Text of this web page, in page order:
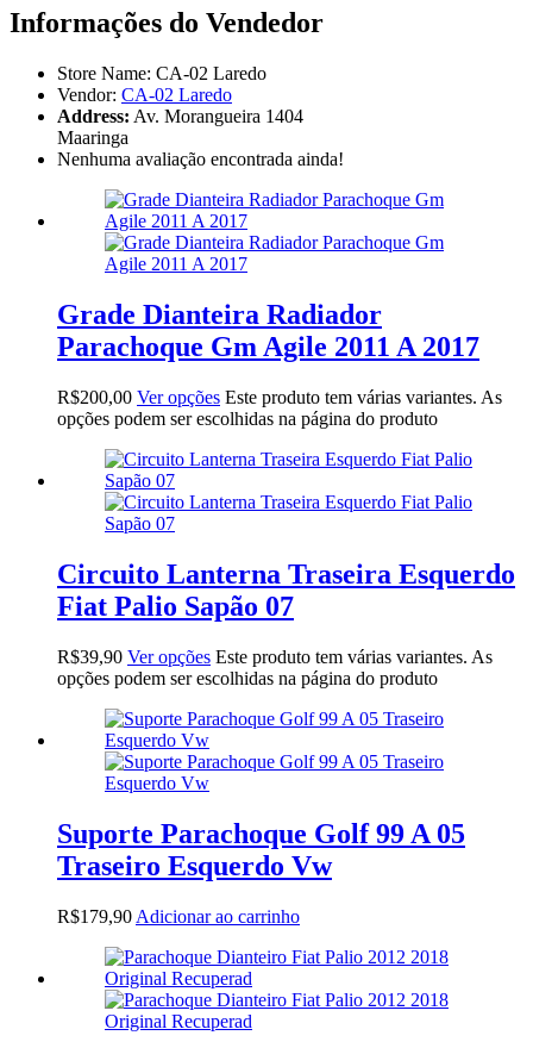
Informações do Vendedor
Store Name: CA-02 Laredo
Vendor: CA-02 Laredo
Address: Av. Morangueira 1404
Maaringa
Nenhuma avaliação encontrada ainda!
Grade Dianteira Radiador
Parachoque Gm Agile 2011 A 2017
R$200,00 Ver opções Este produto tem várias variantes. As
opções podem ser escolhidas na página do produto
Circuito Lanterna Traseira Esquerdo
Fiat Palio Sapão 07
R$39,90 Ver opções Este produto tem várias variantes. As
opções podem ser escolhidas na página do produto
Suporte Parachoque Golf 99 A 05
Traseiro Esquerdo Vw
R$179,90 Adicionar ao carrinho